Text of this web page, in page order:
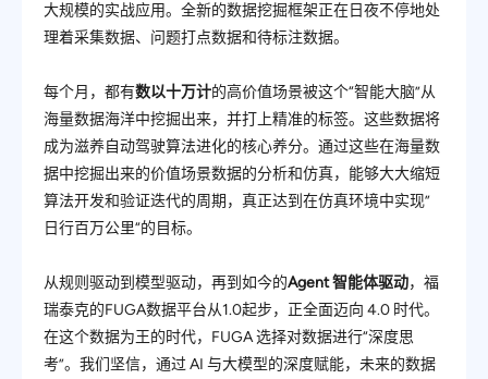
大规模的实战应用。 全新的数据挖掘框架正在日夜不停地处
理着采集数据、问题打点数据和待标注数据。
每个月，都有数以十万计的高价值场景被这个“智能大脑”从
海量数据海洋中挖掘出来，并打上精准的标签。这些数据将
成为滋养自动驾驶算法进化的核心养分。通过这些在海量数
据中挖掘出来的价值场景数据的分析和仿真，能够大大缩短
算法开发和验证迭代的周期，真正达到在仿真环境中实现”
日行百万公里“的目标。
从规则驱动到模型驱动，再到如今的Agent 智能体驱动， 福
瑞泰克的FUGA数据平台从1.0起步，正全面迈向 4.0 时代。
在这个数据为王的时代，FUGA 选择对数据进行“深度思
考”。 我们坚信，通过 AI 与大模型的深度赋能，未来的数据